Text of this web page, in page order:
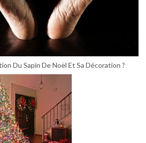
Du Sapin De Noël Et Sa Décoration ?